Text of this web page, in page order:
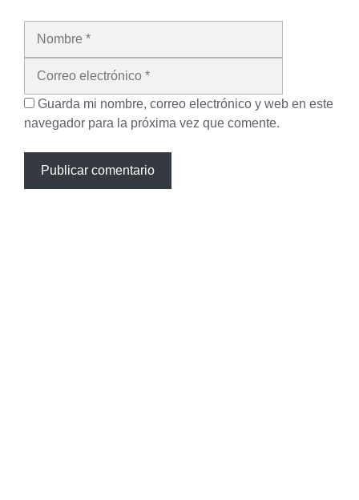
Guarda mi nombre, correo electrónico y web en este
navegador para la próxima vez que comente.